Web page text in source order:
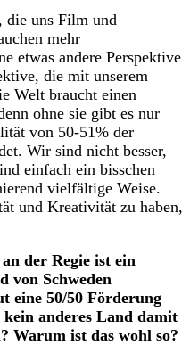
die uns Film und
mehr
etwas andere Perspektive
die mit unserem
Welt braucht einen
ohne sie gibt es nur
von 50-51% der
Wir sind nicht besser,
einfach ein bisschen
vielfältige Weise.
und Kreativität zu haben,
der Regie ist ein
von Schweden
eine 50/50 Förderung
kein anderes Land damit
Warum ist das wohl so?